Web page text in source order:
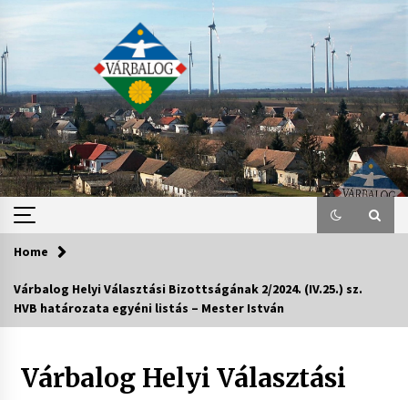
content
Home
Várbalog Helyi Választási Bizottságának 2/2024. (IV.25.) sz.
HVB határozata egyéni listás – Mester István
Várbalog Helyi Választási